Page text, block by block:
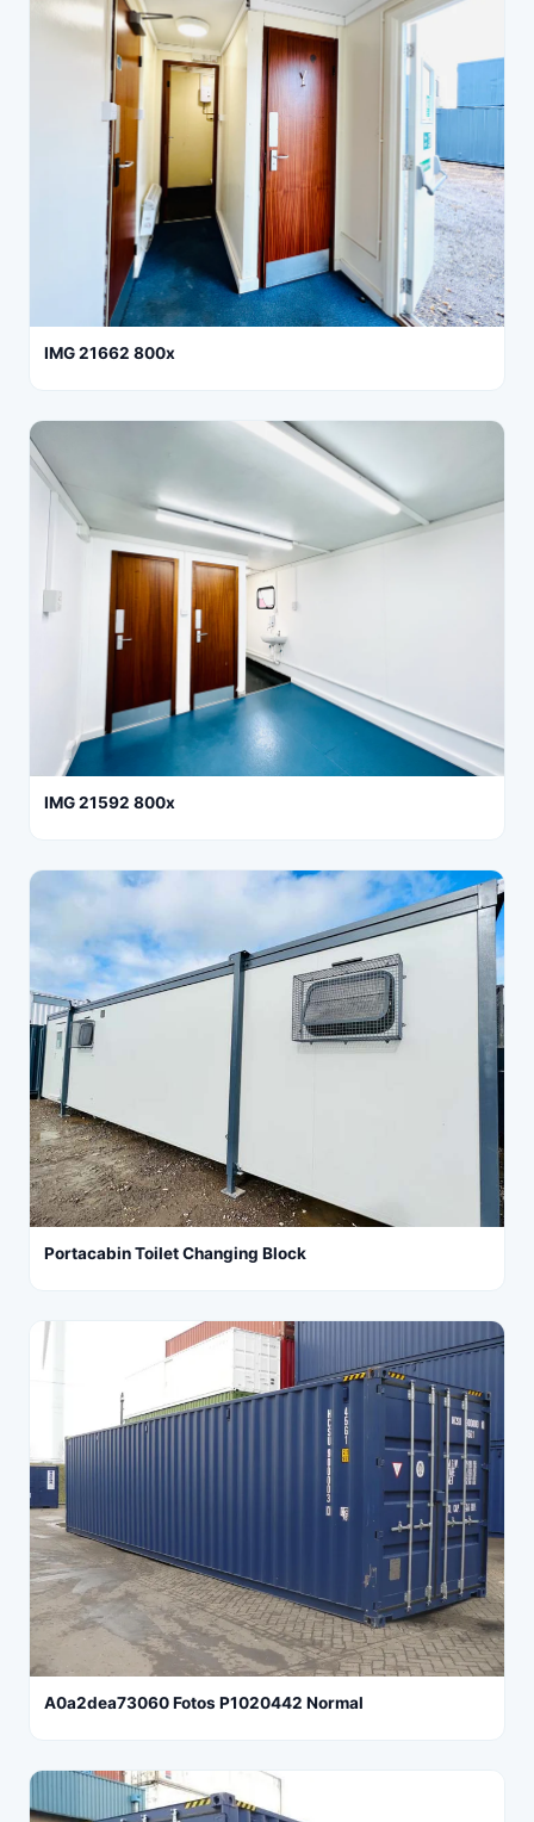
IMG 21662 800x
IMG 21592 800x
Portacabin Toilet Changing Block
A0a2dea73060 Fotos P1020442 Normal